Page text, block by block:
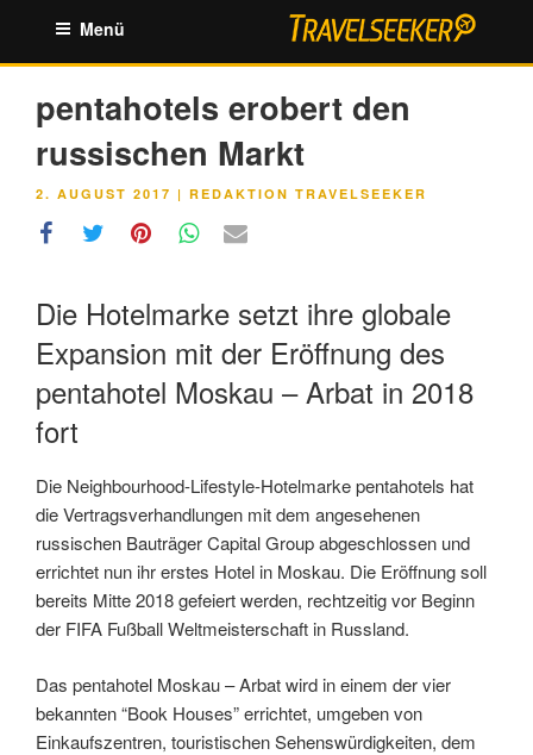
springen
Menü
pentahotels erobert den
russischen Markt
VERÖFFENTLICHT
2. AUGUST 2017 | REDAKTION TRAVELSEEKER
Die Hotelmarke setzt ihre globale
Expansion mit der Eröffnung des
pentahotel Moskau – Arbat in 2018
fort
Die Neighbourhood-Lifestyle-Hotelmarke pentahotels hat
die Vertragsverhandlungen mit dem angesehenen
russischen Bauträger Capital Group abgeschlossen und
errichtet nun ihr erstes Hotel in Moskau. Die Eröffnung soll
bereits Mitte 2018 gefeiert werden, rechtzeitig vor Beginn
der FIFA Fußball Weltmeisterschaft in Russland.
Das pentahotel Moskau – Arbat wird in einem der vier
bekannten “Book Houses” errichtet, umgeben von
Einkaufszentren, touristischen Sehenswürdigkeiten, dem